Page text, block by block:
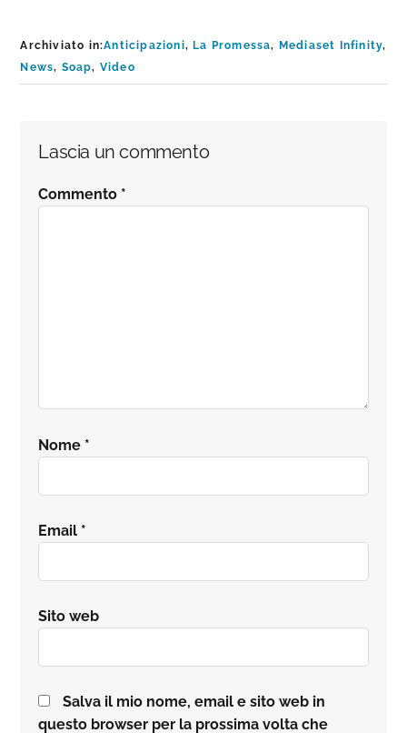
Archiviato in:Anticipazioni, La Promessa, Mediaset Infinity,
News, Soap, Video
Interazioni
del
Lascia un commento
Commento *
Nome *
Email *
Sito web
Salva il mio nome, email e sito web in
questo browser per la prossima volta che